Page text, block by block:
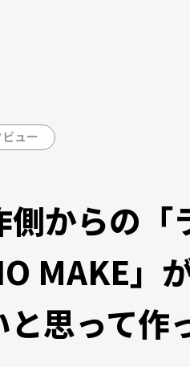
ュー
側からの
MAKE」
思って作